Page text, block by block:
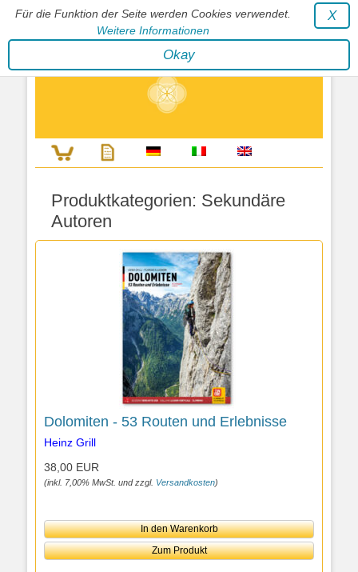
Für die Funktion der Seite werden Cookies verwendet.
Weitere Informationen
X
Okay
Stephan Wunderlich Verlag
Literatur zur Förderung der Gestaltfähigkeit des Lebens
Produktkategorien: Sekundäre
Autoren
Dolomiten - 53 Routen und Erlebnisse
Heinz Grill
38,00 EUR
(inkl. 7,00% MwSt. und zzgl. Versandkosten)
In den Warenkorb
Zum Produkt